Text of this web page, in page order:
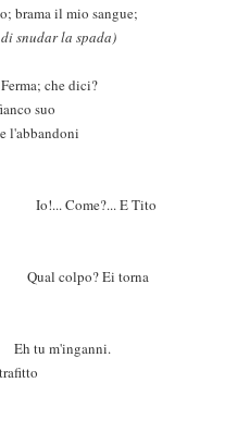
mio sangue;
snudar la spada)
dici?
suo
l'abbandoni
E Tito
Ei torna